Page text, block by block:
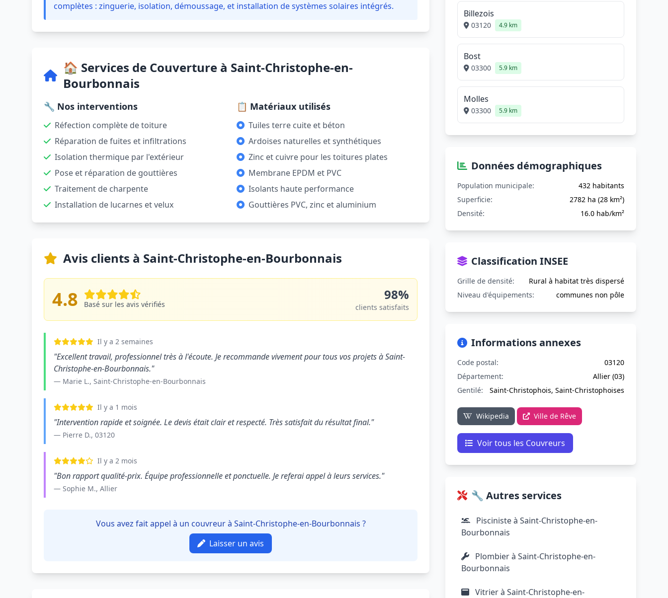
complètes : zinguerie, isolation, démoussage, et installation de systèmes solaires intégrés.
🏠 Services de Couverture à Saint-Christophe-en-
Bourbonnais
🔧 Nos interventions
Réfection complète de toiture
Réparation de fuites et infiltrations
Isolation thermique par l'extérieur
Pose et réparation de gouttières
Traitement de charpente
Installation de lucarnes et velux
📋 Matériaux utilisés
Tuiles terre cuite et béton
Ardoises naturelles et synthétiques
Zinc et cuivre pour les toitures plates
Membrane EPDM et PVC
Isolants haute performance
Gouttières PVC, zinc et aluminium
Avis clients à Saint-Christophe-en-Bourbonnais
4.8 Basé sur les avis vérifiés
98%
clients satisfaits
Il y a 2 semaines
"Excellent travail, professionnel très à l'écoute. Je recommande vivement pour tous vos projets à Saint-
Christophe-en-Bourbonnais."
— Marie L., Saint-Christophe-en-Bourbonnais
Il y a 1 mois
"Intervention rapide et soignée. Le devis était clair et respecté. Très satisfait du résultat final."
— Pierre D., 03120
Il y a 2 mois
"Bon rapport qualité-prix. Équipe professionnelle et ponctuelle. Je referai appel à leurs services."
— Sophie M., Allier
Vous avez fait appel à un couvreur à Saint-Christophe-en-Bourbonnais ?
Laisser un avis
Billezois
03120 4.9 km
Bost
03300 5.9 km
Molles
03300 5.9 km
Données démographiques
Population municipale:
432 habitants
Superficie:
2782 ha (28 km²)
Densité:
16.0 hab/km²
Classification INSEE
Grille de densité:
Rural à habitat très dispersé
Niveau d'équipements:
communes non pôle
Informations annexes
Code postal:
03120
Département:
Allier (03)
Gentilé:
Saint-Christophois, Saint-Christophoises
Wikipedia Ville de Rêve
Voir tous les Couvreurs
🔧 Autres services
Pisciniste à Saint-Christophe-en-
Bourbonnais
Plombier à Saint-Christophe-en-
Bourbonnais
Vitrier à Saint-Christophe-en-